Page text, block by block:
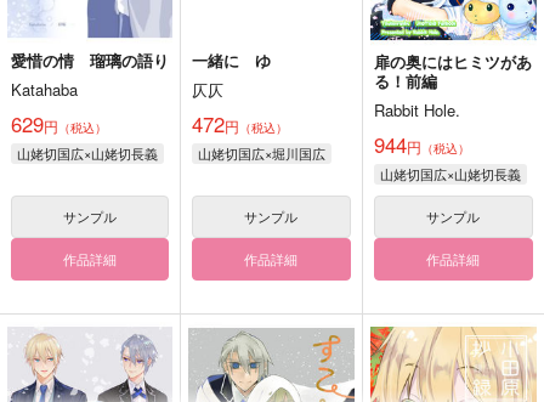
愛惜の情 瑠璃の語り
Katahaba
629円 （税込）
山姥切国広×山姥切長義
サンプル
作品詳細
一緒に ゆ
仄仄
472円 （税込）
山姥切国広×堀川国広
サンプル
作品詳細
扉の奥にはヒミツがあ
る！前編
Rabbit Hole.
944円 （税込）
山姥切国広×山姥切長義
サンプル
作品詳細